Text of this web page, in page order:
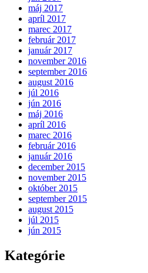
máj 2017
apríl 2017
marec 2017
február 2017
január 2017
november 2016
september 2016
august 2016
júl 2016
jún 2016
máj 2016
apríl 2016
marec 2016
február 2016
január 2016
december 2015
november 2015
október 2015
september 2015
august 2015
júl 2015
jún 2015
Kategórie